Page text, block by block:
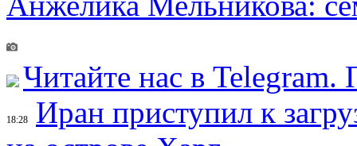
Читайте нас в
18:28
Иран приступил к